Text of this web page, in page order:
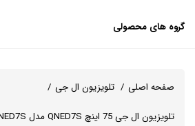
گروه های محصولی
صفحه اصلی تلویزیون ال جی
تلویزیون ال جی 75 اینچ QNED7S مدل 75QNED7S